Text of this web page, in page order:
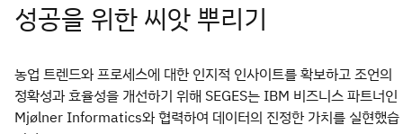
성공을 위한 씨앗 뿌리기
농업 트렌드와 프로세스에 대한 인지적 인사이트를 확보하고 조언의
정확성과 효율성을 개선하기 위해 SEGES는 IBM 비즈니스 파트너인
Mjølner Informatics와 협력하여 데이터의 진정한 가치를 실현했습